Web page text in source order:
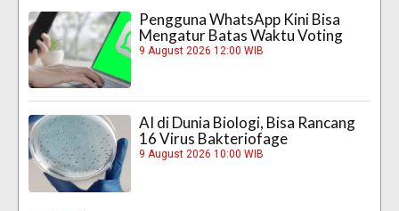
Pengguna WhatsApp Kini Bisa
Mengatur Batas Waktu Voting
9 August 2026 12:00 WIB
AI di Dunia Biologi, Bisa Rancang
16 Virus Bakteriofage
9 August 2026 10:00 WIB